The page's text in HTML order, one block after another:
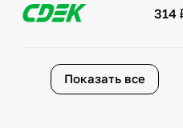
314
Показать все